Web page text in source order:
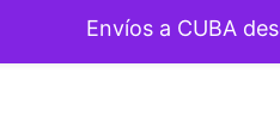
Envíos a CUBA